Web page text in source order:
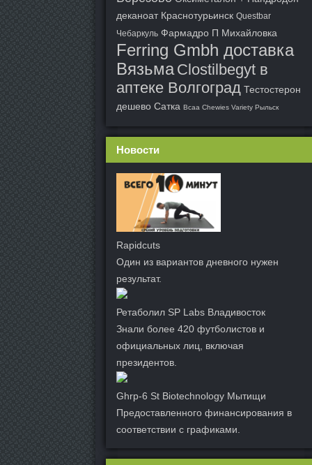
деканоат Краснотурьинск Questbar
Чебаркуль Фармадро П Михайловка
Ferring Gmbh доставка
Вязьма Clostilbegyt в
аптеке Волгоград Тестостерон
дешево Сатка Bcaa Chewies Variety Рыльск
Новости
Rapidcuts
Один из вариантов дневного нужен
результат.
Ретаболил SP Labs Владивосток
Знали более 420 футболистов и
официальных лиц, включая
президентов.
Ghrp-6 St Biotechnology Мытищи
Предоставленного финансирования в
соответствии с графиками.